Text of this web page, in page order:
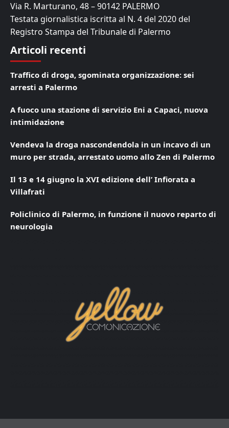
Via R. Marturano, 48 – 90142 PALERMO
Testata giornalistica iscritta al N. 4 del 2020 del
Registro Stampa del Tribunale di Palermo
Articoli recenti
Traffico di droga, sgominata organizzazione: sei
arresti a Palermo
A fuoco una stazione di servizio Eni a Capaci, nuova
intimidazione
Vendeva la droga nascondendola in un incavo di un
muro per strada, arrestato uomo allo Zen di Palermo
Il 13 e 14 giugno la XVI edizione dell’ Infiorata a
Villafrati
Policlinico di Palermo, in funzione il nuovo reparto di
neurologia